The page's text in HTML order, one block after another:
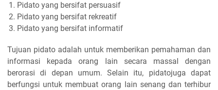
Pidato yang bersifat persuasif
Pidato yang bersifat rekreatif
Pidato yang bersifat informatif
Tujuan pidato adalah untuk memberikan pemahaman dan
informasi kepada orang lain secara massal dengan
berorasi di depan umum. Selain itu, pidatojuga dapat
berfungsi untuk membuat orang lain senang dan terhibur